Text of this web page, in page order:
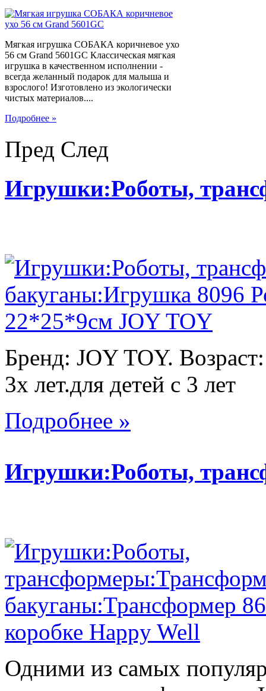
Мягкая игрушка СОБАКА коричневое ухо
56 см Grand 5601GC Классическая мягкая
игрушка в качественном исполнении -
всегда желанный подарок для малыша и
взрослого! Изготовлено из экологически
чистых материалов....
Подробнее »
Пред След
Игрушки:Роботы,
Бренд: JOY TOY.
3х лет.для детей с 3 лет
Подробнее »
Игрушки:Роботы,
Одними из самых